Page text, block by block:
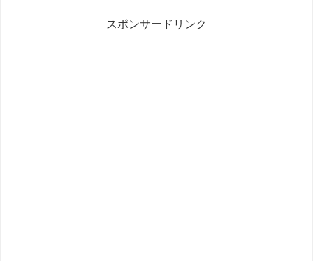
スポンサードリンク